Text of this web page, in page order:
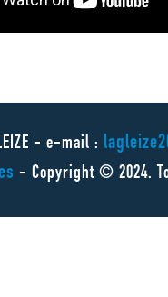
- e-mail :
- Copyright © 2024.